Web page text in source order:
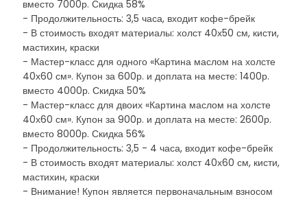
вместо 7000р. Скидка 58%
- Продолжительность: 3,5 часа, входит кофе-брейк
- В стоимость входят материалы: холст 40х50 см, кисти,
мастихин, краски
- Мастер-класс для одного «Картина маслом на холсте
40х60 см». Купон за 600р. и доплата на месте: 1400р.
вместо 4000р. Скидка 50%
- Мастер-класс для двоих «Картина маслом на холсте
40х60 см». Купон за 900р. и доплата на месте: 2600р.
вместо 8000р. Скидка 56%
- Продолжительность: 3,5 - 4 часа, входит кофе-брейк
- В стоимость входят материалы: холст 40х60 см, кисти,
мастихин, краски
- Внимание! Купон является первоначальным взносом